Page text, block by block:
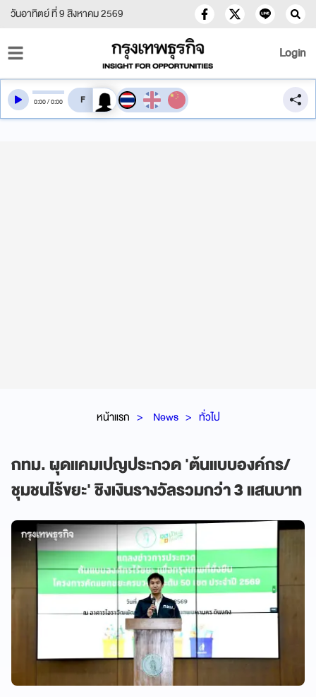
วันอาทิตย์ ที่ 9 สิงหาคม 2569
Login
หน้าแรก News ทั่วไป
กทม. ผุดแคมเปญประกวด 'ต้นแบบองค์กร/
ชุมชนไร้ขยะ' ชิงเงินรางวัลรวมกว่า 3 แสนบาท
0:00/0:00 สลับเสียงอ่าน